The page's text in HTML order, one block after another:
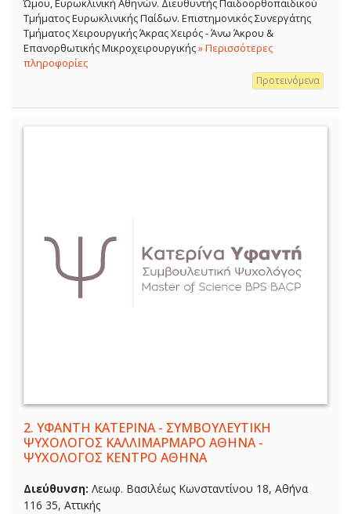
Ώμου, Ευρωκλινική Αθηνών. Διευθυντής Παιδοορθοπαιδικού
Τμήματος Ευρωκλινικής Παίδων. Επιστημονικός Συνεργάτης
Τμήματος Χειρουργικής Άκρας Χειρός - Άνω Άκρου &
Επανορθωτικής Μικροχειρουργικής» Περισσότερες
πληροφορίες
Προτεινόμενα
2. ΥΦΑΝΤΗ ΚΑΤΕΡΙΝΑ - ΣΥΜΒΟΥΛΕΥΤΙΚΗ
ΨΥΧΟΛΟΓΟΣ ΚΑΛΛΙΜΑΡΜΑΡΟ ΑΘΗΝΑ -
ΨΥΧΟΛΟΓΟΣ ΚΕΝΤΡΟ ΑΘΗΝΑ
Διεύθυνση: Λεωφ. Βασιλέως Κωνσταντίνου 18, Αθήνα
116 35, Αττικής